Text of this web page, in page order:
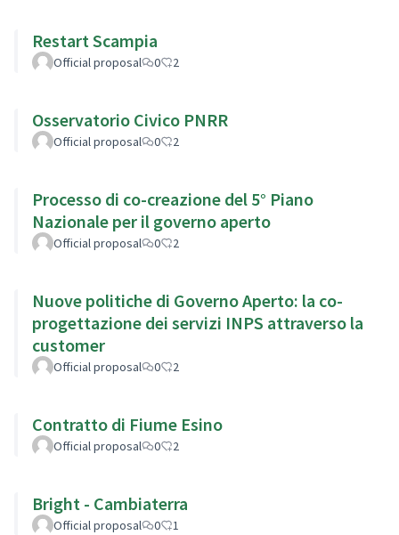
Restart Scampia
Official proposal 0 2
Osservatorio Civico PNRR
Official proposal 0 2
Processo di co-creazione del 5° Piano
Nazionale per il governo aperto
Official proposal 0 2
Nuove politiche di Governo Aperto: la co-
progettazione dei servizi INPS attraverso la
customer
Official proposal 0 2
Contratto di Fiume Esino
Official proposal 0 2
Bright - Cambiaterra
Official proposal 0 1